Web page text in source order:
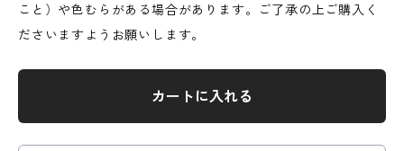
こと）や色むらがある場合があります。ご了承の上ご購入く
ださいますようお願いします。
カートに入れる